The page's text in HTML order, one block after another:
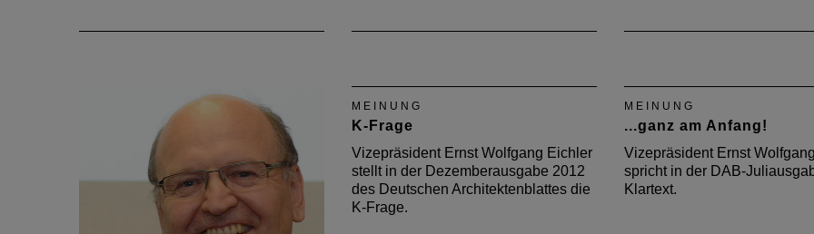
Nürburgring herausragende
Architektur entstanden
MEINUNG
K-Frage
Vizepräsident Ernst Wolfgang Eichler
stellt in der Dezemberausgabe 2012
des Deutschen Architektenblattes die
K-Frage.
MEINUNG
...ganz am Anfang!
Vizepräsident Ernst
spricht in der DAB-
Klartext.